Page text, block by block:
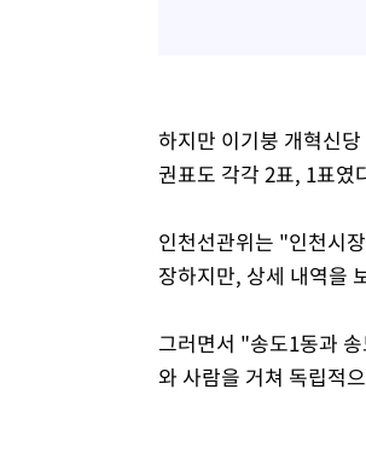
하지만 이기붕 개혁신
권표도 각각 2표, 1표였
인천선관위는 "인천시
장하지만, 상세 내역을
그러면서 "송도1동과
와 사람을 거쳐 독립적